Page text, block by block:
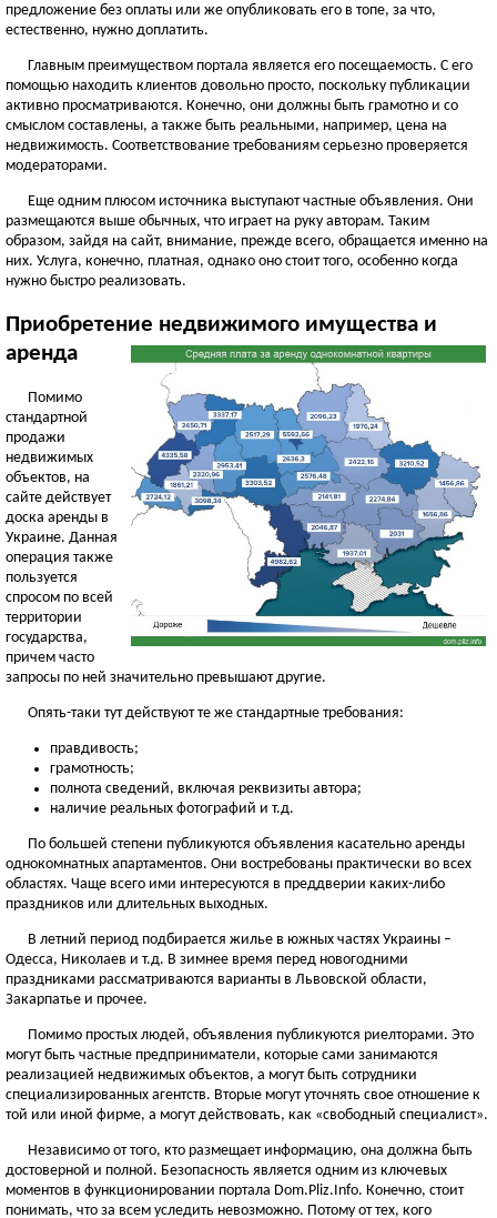
предложение без оплаты или же опубликовать его в топе, за что,
естественно, нужно доплатить.
Главным преимуществом портала является его посещаемость. С его
помощью находить клиентов довольно просто, поскольку публикации
активно просматриваются. Конечно, они должны быть грамотно и со
смыслом составлены, а также быть реальными, например, цена на
недвижимость. Соответствование требованиям серьезно проверяется
модераторами.
Еще одним плюсом источника выступают частные объявления. Они
размещаются выше обычных, что играет на руку авторам. Таким
образом, зайдя на сайт, внимание, прежде всего, обращается именно на
них. Услуга, конечно, платная, однако оно стоит того, особенно когда
нужно быстро реализовать.
Приобретение недвижимого имущества и
аренда
Помимо
стандартной
продажи
недвижимых
объектов, на
сайте действует
доска аренды в
Украине. Данная
операция также
пользуется
спросом по всей
территории
государства,
причем часто
запросы по ней значительно превышают другие.
Опять-таки тут действуют те же стандартные требования:
правдивость;
грамотность;
полнота сведений, включая реквизиты автора;
наличие реальных фотографий и т.д.
По большей степени публикуются объявления касательно аренды
однокомнатных апартаментов. Они востребованы практически во всех
областях. Чаще всего ими интересуются в преддверии каких-либо
праздников или длительных выходных.
В летний период подбирается жилье в южных частях Украины –
Одесса, Николаев и т.д. В зимнее время перед новогодними
праздниками рассматриваются варианты в Львовской области,
Закарпатье и прочее.
Помимо простых людей, объявления публикуются риелторами. Это
могут быть частные предприниматели, которые сами занимаются
реализацией недвижимых объектов, а могут быть сотрудники
специализированных агентств. Вторые могут уточнять свое отношение к
той или иной фирме, а могут действовать, как «свободный специалист».
Независимо от того, кто размещает информацию, она должна быть
достоверной и полной. Безопасность является одним из ключевых
моментов в функционировании портала Dom.Pliz.Info. Конечно, стоит
понимать, что за всем уследить невозможно. Потому от тех, кого